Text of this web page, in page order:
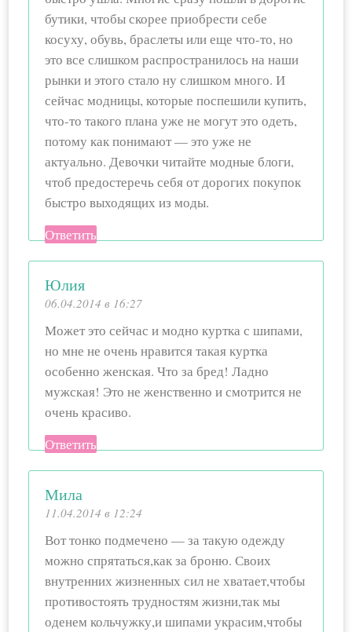
бутики, чтобы скорее приобрести себе
косуху, обувь, браслеты или еще что-то, но
это все слишком распространилось на наши
рынки и этого стало ну слишком много. И
сейчас модницы, которые поспешили купить,
что-то такого плана уже не могут это одеть,
потому как понимают — это уже не
актуально. Девочки читайте модные блоги,
чтоб предостеречь себя от дорогих покупок
быстро выходящих из моды.
Ответить
Юлия
06.04.2014 в 16:27
Может это сейчас и модно куртка с шипами,
но мне не очень нравится такая куртка
особенно женская. Что за бред! Ладно
мужская! Это не женственно и смотрится не
очень красиво.
Ответить
Мила
11.04.2014 в 12:24
Вот тонко подмечено — за такую одежду
можно спрятаться,как за броню. Своих
внутренних жизненных сил не хватает,чтобы
противостоять трудностям жизни,так мы
оденем кольчужку,и шипами украсим,чтобы